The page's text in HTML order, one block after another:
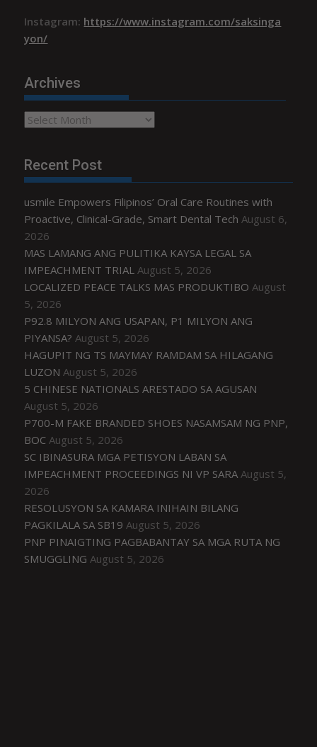
Instagram: https://www.instagram.com/saksinga
yon/
Archives
Archives
Recent Post
usmile Empowers Filipinos’ Oral Care Routines with
Proactive, Clinical-Grade, Smart Dental Tech August 6,
2026
MAS LAMANG ANG PULITIKA KAYSA LEGAL SA
IMPEACHMENT TRIAL August 5, 2026
LOCALIZED PEACE TALKS MAS PRODUKTIBO August
5, 2026
P92.8 MILYON ANG USAPAN, P1 MILYON ANG
PIYANSA? August 5, 2026
HAGUPIT NG TS MAYMAY RAMDAM SA HILAGANG
LUZON August 5, 2026
5 CHINESE NATIONALS ARESTADO SA AGUSAN
August 5, 2026
P700-M FAKE BRANDED SHOES NASAMSAM NG PNP,
BOC August 5, 2026
SC IBINASURA MGA PETISYON LABAN SA
IMPEACHMENT PROCEEDINGS NI VP SARA August 5,
2026
RESOLUSYON SA KAMARA INIHAIN BILANG
PAGKILALA SA SB19 August 5, 2026
PNP PINAIGTING PAGBABANTAY SA MGA RUTA NG
SMUGGLING August 5, 2026